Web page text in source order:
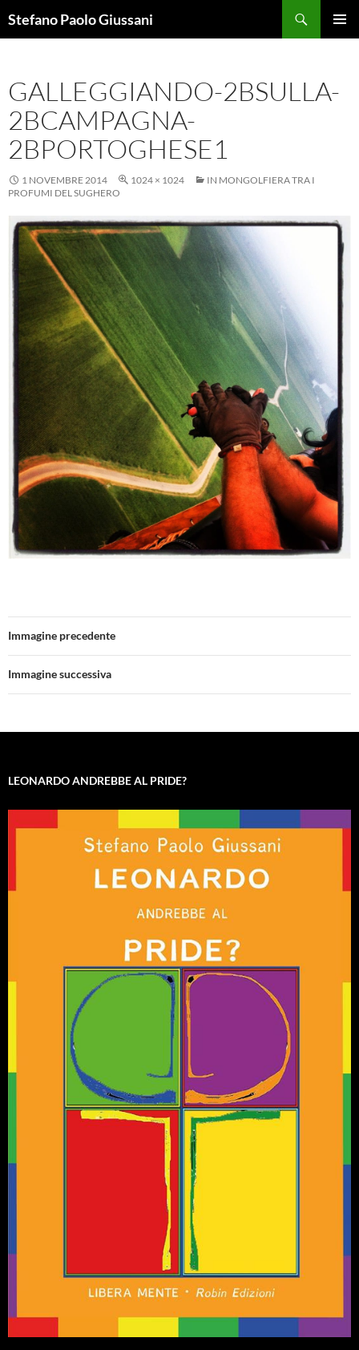
alStefano Paolo Giussani
GALLEGGIANDO-2BSULLA-
2BCAMPAGNA-
2BPORTOGHESE1
1 NOVEMBRE 2014 1024 × 1024
IN MONGOLFIERA TRA I
PROFUMI DEL SUGHERO
Immagine precedente
Immagine successiva
LEONARDO ANDREBBE AL PRIDE?